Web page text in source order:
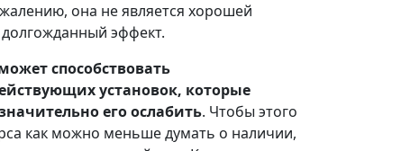
она не является хорошей
эффект.
способствовать
установок, которые
его ослабить. Чтобы этого
как можно меньше думать о наличии,